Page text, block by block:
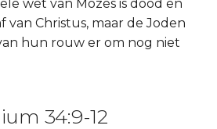
wet van Mozes is dood en
van Christus, maar de Joden
hun rouw er om nog niet
34:9-12